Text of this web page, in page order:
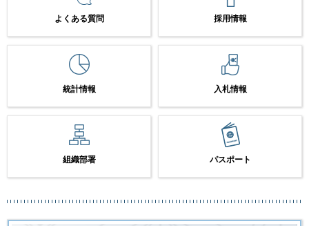
よくある質問 採用情報
統計情報 入札情報
組織部署 パスポート